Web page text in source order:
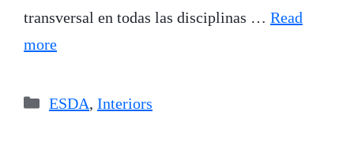
transversal en todas las disciplinas … Read
more
Categories
ESDA, Interiors